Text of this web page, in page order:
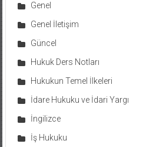
Genel
Genel İletişim
Güncel
Hukuk Ders Notları
Hukukun Temel İlkeleri
İdare Hukuku ve İdari Yargı
İngilizce
İş Hukuku